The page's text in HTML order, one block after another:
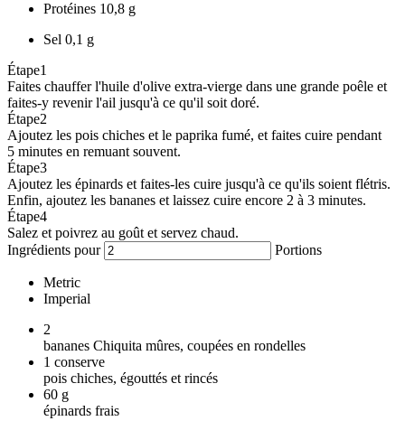
Protéines 10,8 g
Sel 0,1 g
Étape1
Faites chauffer l'huile d'olive extra-vierge dans une grande poêle et
faites-y revenir l'ail jusqu'à ce qu'il soit doré.
Étape2
Ajoutez les pois chiches et le paprika fumé, et faites cuire pendant
5 minutes en remuant souvent.
Étape3
Ajoutez les épinards et faites-les cuire jusqu'à ce qu'ils soient flétris.
Enfin, ajoutez les bananes et laissez cuire encore 2 à 3 minutes.
Étape4
Salez et poivrez au goût et servez chaud.
Ingrédients pour
Portions
Metric
Imperial
2
bananes Chiquita mûres, coupées en rondelles
1 conserve
pois chiches, égouttés et rincés
60 g
épinards frais